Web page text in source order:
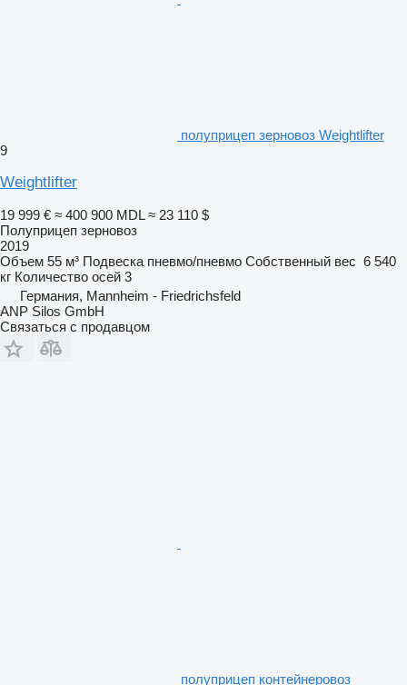
полуприцеп зерновоз Weightlifter
9
Weightlifter
19 999 € ≈ 400 900 MDL ≈ 23 110 $
Полуприцеп зерновоз
2019
Объем 55 м³ Подвеска пневмо/пневмо Собственный вес 6 540
кг Количество осей 3
Германия, Mannheim - Friedrichsfeld
ANP Silos GmbH
Связаться с продавцом
полуприцеп контейнеровоз